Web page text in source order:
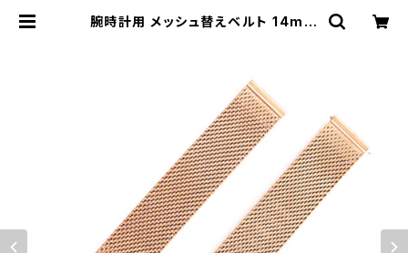
腕時計用 メッシュ替えベルト 14mm